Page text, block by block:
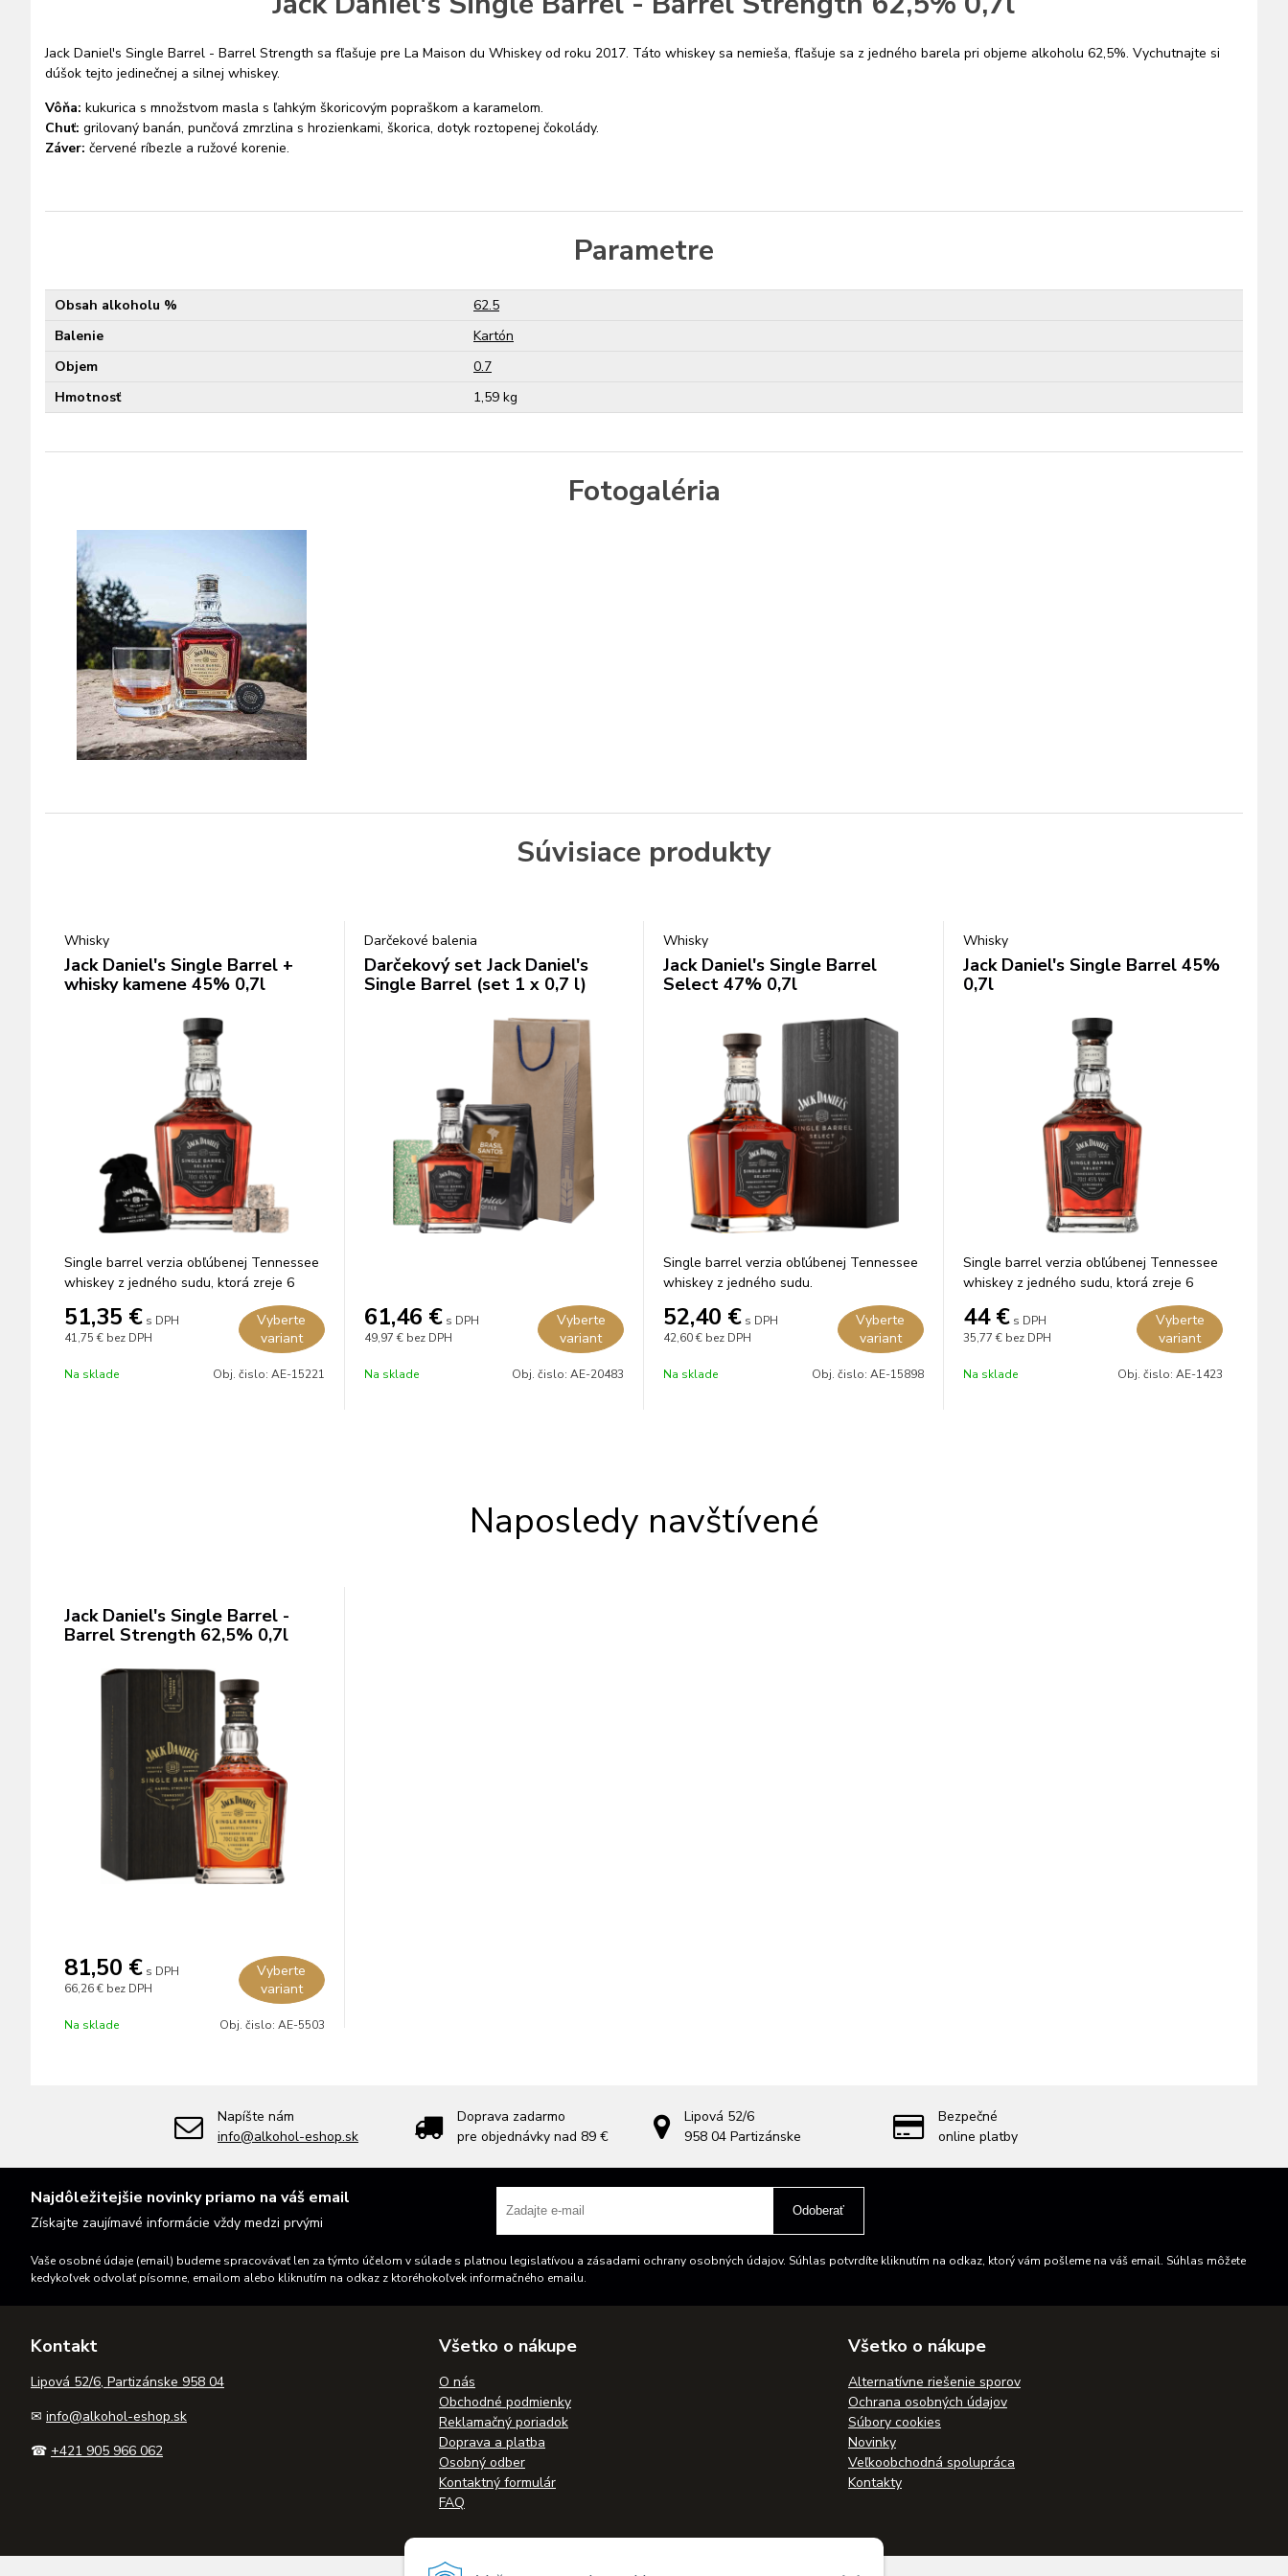
Jack Daniel's Single Barrel - Barrel Strength sa fľašuje pre La Maison du Whiskey od roku 2017. Táto whiskey sa nemieša, fľašuje sa z jedného barela pri objeme alkoholu 62,5%. Vychutnajte si
dúšok tejto jedinečnej a silnej whiskey.
Vôňa: kukurica s množstvom masla s ľahkým škoricovým popraškom a karamelom.
Chuť: grilovaný banán, punčová zmrzlina s hrozienkami, škorica, dotyk roztopenej čokolády.
Záver: červené ríbezle a ružové korenie.
Parametre
Obsah alkoholu %
62.5
Balenie
Kartón
Objem
0.7
Hmotnosť
1,59 kg
Fotogaléria
Súvisiace produkty
Whisky
Jack Daniel's Single Barrel +
whisky kamene 45% 0,7l
Single barrel verzia obľúbenej Tennessee
whiskey z jedného sudu, ktorá zreje 6
rokov v amerických dubových sudoch.
51,35 € s DPH
41,75 € bez DPH
Vyberte
variant
Na sklade Obj. čislo: AE-15221
Darčekové balenia
Darčekový set Jack Daniel's
Single Barrel (set 1 x 0,7 l)
61,46 € s DPH
49,97 € bez DPH
Vyberte
variant
Na sklade Obj. čislo: AE-20483
Whisky
Jack Daniel's Single Barrel
Select 47% 0,7l
Single barrel verzia obľúbenej Tennessee
whiskey z jedného sudu.
52,40 € s DPH
42,60 € bez DPH
Vyberte
variant
Na sklade Obj. čislo: AE-15898
Whisky
Jack Daniel's Single Barrel 45%
0,7l
Single barrel verzia obľúbenej Tennessee
whiskey z jedného sudu, ktorá zreje 6
rokov v amerických dubových sudoch.
44 € s DPH
35,77 € bez DPH
Vyberte
variant
Na sklade Obj. čislo: AE-1423
Naposledy navštívené
Jack Daniel's Single Barrel -
Barrel Strength 62,5% 0,7l
81,50 € s DPH
66,26 € bez DPH
Vyberte
variant
Na sklade Obj. čislo: AE-5503
Napíšte nám
info@alkohol-eshop.sk
Doprava zadarmo
pre objednávky nad 89 €
Lipová 52/6
958 04 Partizánske
Bezpečné
online platby
Najdôležitejšie novinky priamo na váš email
Získajte zaujímavé informácie vždy medzi prvými
Odoberať
Vaše osobné údaje (email) budeme spracovávať len za týmto účelom v súlade s platnou legislatívou a zásadami ochrany osobných údajov. Súhlas potvrdíte kliknutím na odkaz, ktorý vám pošleme na váš email. Súhlas môžete
kedykoľvek odvolať písomne, emailom alebo kliknutím na odkaz z ktoréhokoľvek informačného emailu.
Kontakt
Lipová 52/6, Partizánske 958 04
✉ info@alkohol-eshop.sk
☎ +421 905 966 062
Všetko o nákupe
O nás
Obchodné podmienky
Reklamačný poriadok
Doprava a platba
Osobný odber
Kontaktný formulár
FAQ
Všetko o nákupe
Alternatívne riešenie sporov
Ochrana osobných údajov
Súbory cookies
Novinky
Veľkoobchodná spolupráca
Kontakty